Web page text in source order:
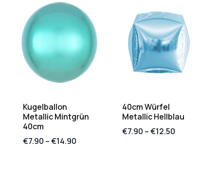
Kugelballon
Metallic Mintgrün
40cm
€7.90 –€14.90
40cm Würfel
Metallic Hellblau
€7.90 –€12.50